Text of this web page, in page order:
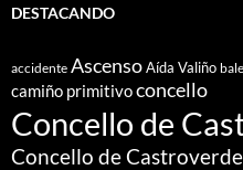
DESTACANDO
accidente AscensoAída Valiño
camiño primitivoconcello
Concello de
Concello de Castroverde